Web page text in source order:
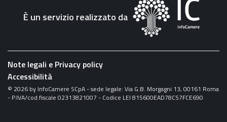
È un servizio realizzato da
Note legali e Privacy policy
Accessibilità
© 2026 by InfoCamere SCpA - sede legale: Via G.B. Morgagni 13, 00161 Roma
- P.IVA/cod.fiscale 02313821007 - Codice LEI 815600EAD78C57FCE690